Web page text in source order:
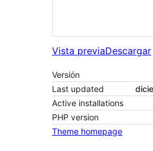
Vista previaDescargar
Versión
Last updated
Active installations
PHP version
Theme homepage